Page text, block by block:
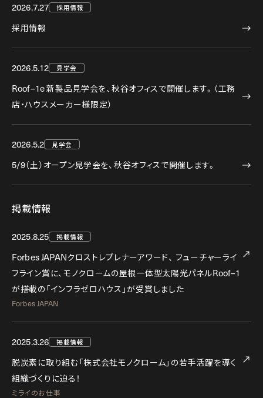
2026.7.27 採用情報
採用情報
2026.5.12 見学会
Roof–1e新製品見学会を、秋谷オフィスで開催します。（工務
店・ハウスメーカー様限定）
2026.5.2 見学会
5/9（土）オープン見学会を、秋谷オフィスで開催します。
掲載情報
2025.8.25 掲載情報
Forbes JAPANクロストレプレナーアワード、 フューチャーライ
フライン賞に、モノクロームの屋根一体型太陽光パネルRoof–1
が搭載の「インフラゼロハウス」が受賞しました
Forbes JAPAN
2025.3.26 掲載情報
脱炭素に取り組む「株式会社モノクローム」の若手活躍を導く
組織づくりに迫る！
ミライのお仕事